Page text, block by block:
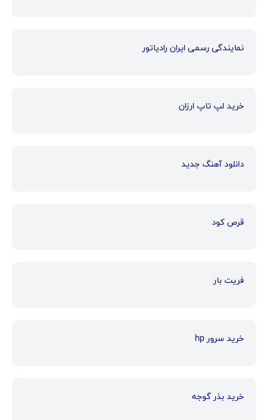
نمایندگی رسمی ایران رادیاتور
خرید لپ تاپ ارزان
دانلود آهنگ جدید
قرص کود
فریت بار
خرید سرور hp
خرید بذر گوجه